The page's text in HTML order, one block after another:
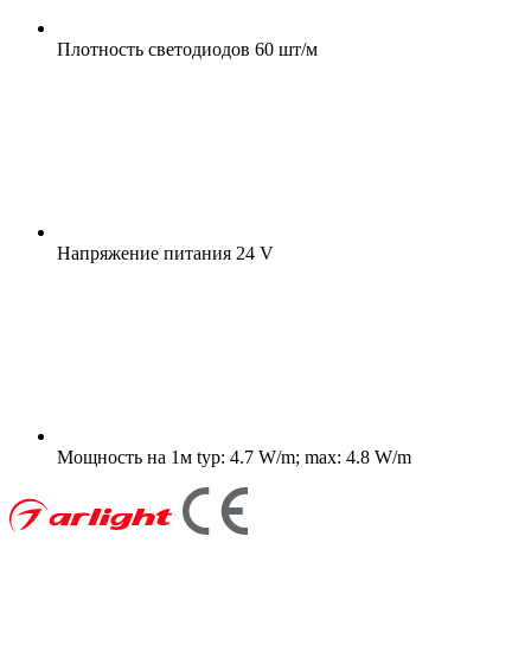
Плотность светодиодов 60 шт/м
Напряжение питания 24 V
Мощность на 1м typ: 4.7 W/m; max: 4.8 W/m